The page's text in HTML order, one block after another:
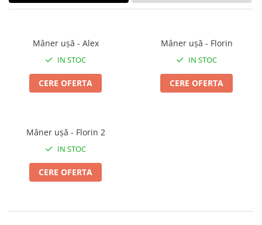
Mâner ușă - Alex
IN STOC
CERE OFERTA
Mâner ușă - Florin
IN STOC
CERE OFERTA
Mâner ușă - Florin 2
IN STOC
CERE OFERTA